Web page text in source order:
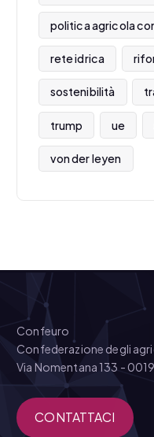
politica agricola
rete idrica
sostenibilità
trump ue
von der leyen
Confeuro
Confederazione degli
Via Nomentana 133 -
CONTATTACI